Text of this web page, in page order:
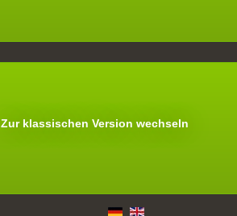
Zur klassischen Version wechseln